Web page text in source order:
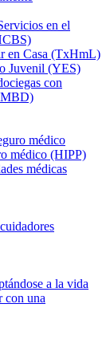
en el
en Casa (TxHmL)
Juvenil (YES)
con
médico
médico (HIPP)
médicas
a la vida
con una